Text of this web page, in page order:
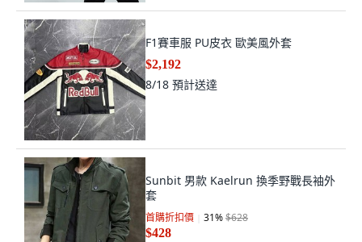
F1賽車服 PU皮衣 歐美風外套
$2,192
8/18 預計送達
Sunbit 男款 Kaelrun 換季野戰長袖外
套
首購折扣價 31%$628
$428